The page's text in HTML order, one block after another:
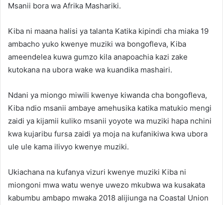
Msanii bora wa Afrika Mashariki.
Kiba ni maana halisi ya talanta Katika kipindi cha miaka 19
ambacho yuko kwenye muziki wa bongofleva, Kiba
ameendelea kuwa gumzo kila anapoachia kazi zake
kutokana na ubora wake wa kuandika mashairi.
Ndani ya miongo miwili kwenye kiwanda cha bongofleva,
Kiba ndio msanii ambaye amehusika katika matukio mengi
zaidi ya kijamii kuliko msanii yoyote wa muziki hapa nchini
kwa kujaribu fursa zaidi ya moja na kufanikiwa kwa ubora
ule ule kama ilivyo kwenye muziki.
Ukiachana na kufanya vizuri kwenye muziki Kiba ni
miongoni mwa watu wenye uwezo mkubwa wa kusakata
kabumbu ambapo mwaka 2018 alijiunga na Coastal Union